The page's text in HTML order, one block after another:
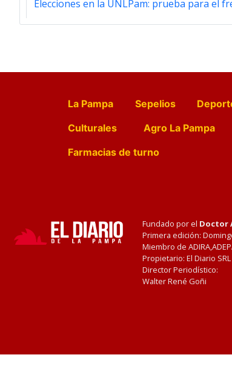
Elecciones en la UNLPam: prueba para el
La Pampa Sepelios
Culturales
Agro La Pampa
Farmacias de turno
Fundado por el Doctor
Primera edición:
Miembro de
Propietario: El Diario SRL
Director Periodístico:
Walter René Goñi